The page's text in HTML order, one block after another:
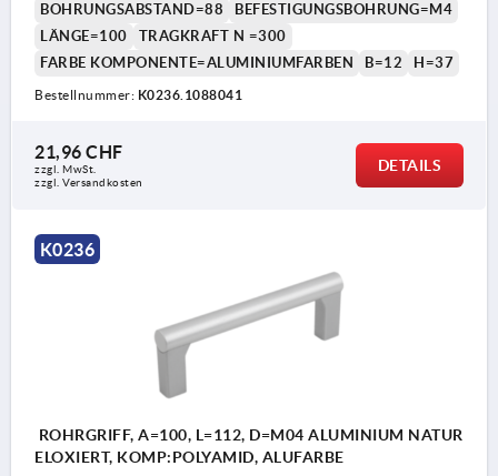
BOHRUNGSABSTAND=88
BEFESTIGUNGSBOHRUNG=M4
LÄNGE=100
TRAGKRAFT N =300
FARBE KOMPONENTE=ALUMINIUMFARBEN
B=12 H=37
Bestellnummer: K0236.1088041
21,96 CHF
zzgl. MwSt.
zzgl. Versandkosten
DETAILS
K0236
ROHRGRIFF, A=100, L=112, D=M04 ALUMINIUM NATUR
ELOXIERT, KOMP:POLYAMID, ALUFARBE